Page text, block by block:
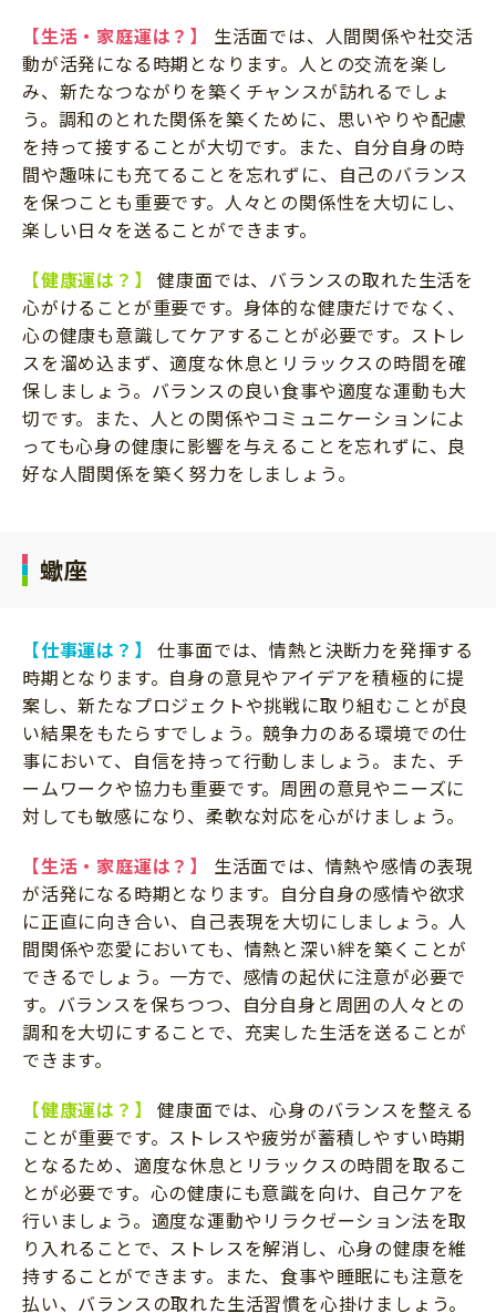
【生活・家庭運は？】 生活面では、人間関係や社交活
動が活発になる時期となります。人との交流を楽し
み、新たなつながりを築くチャンスが訪れるでしょ
う。調和のとれた関係を築くために、思いやりや配慮
を持って接することが大切です。また、自分自身の時
間や趣味にも充てることを忘れずに、自己のバランス
を保つことも重要です。人々との関係性を大切にし、
楽しい日々を送ることができます。
【健康運は？】
健康面では、バランスの取れた生活を
心がけることが重要です。身体的な健康だけでなく、
心の健康も意識してケアすることが必要です。ストレ
スを溜め込まず、適度な休息とリラックスの時間を確
保しましょう。バランスの良い食事や適度な運動も大
切です。また、人との関係やコミュニケーションによ
っても心身の健康に影響を与えることを忘れずに、良
好な人間関係を築く努力をしましょう。
蠍座
【仕事運は？】仕事面では、情熱と決断力を発揮する
時期となります。自身の意見やアイデアを積極的に提
案し、新たなプロジェクトや挑戦に取り組むことが良
い結果をもたらすでしょう。競争力のある環境での仕
事において、自信を持って行動しましょう。また、チ
ームワークや協力も重要です。周囲の意見やニーズに
対しても敏感になり、柔軟な対応を心がけましょう。
【生活・家庭運は？】 生活面では、情熱や感情の表現
が活発になる時期となります。自分自身の感情や欲求
に正直に向き合い、自己表現を大切にしましょう。人
間関係や恋愛においても、情熱と深い絆を築くことが
できるでしょう。一方で、感情の起伏に注意が必要で
す。バランスを保ちつつ、自分自身と周囲の人々との
調和を大切にすることで、充実した生活を送ることが
できます。
【健康運は？】
健康面では、心身のバランスを整える
ことが重要です。ストレスや疲労が蓄積しやすい時期
となるため、適度な休息とリラックスの時間を取るこ
とが必要です。心の健康にも意識を向け、自己ケアを
行いましょう。適度な運動やリラクゼーション法を取
り入れることで、ストレスを解消し、心身の健康を維
持することができます。また、食事や睡眠にも注意を
払い、バランスの取れた生活習慣を心掛けましょう。